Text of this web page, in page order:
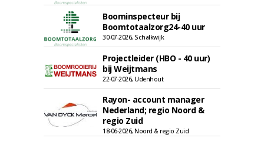
Boominspecteur bij
Boomtotaalzorg24-40 uur
30-07-2026, Schalkwijk
Projectleider (HBO - 40 uur)
bij Weijtmans
22-07-2026, Udenhout
Rayon- account manager
Nederland; regio Noord &
regio Zuid
18-06-2026, Noord & regio Zuid